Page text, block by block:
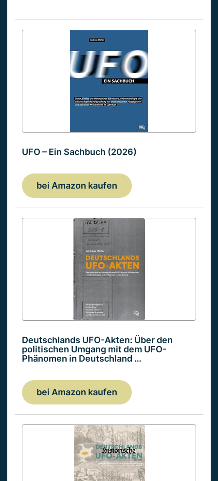
UFO – Ein Sachbuch (2026)
bei Amazon kaufen
Deutschlands UFO-Akten: Über den
politischen Umgang mit dem UFO-
Phänomen in Deutschland …
bei Amazon kaufen